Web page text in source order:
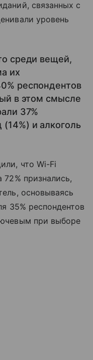
связанных с
уровень
среди вещей,
их
респондентов
в этом смысле
37%
и алкоголь
что Wi-Fi
признались,
основываясь
35% респондентов
при выборе